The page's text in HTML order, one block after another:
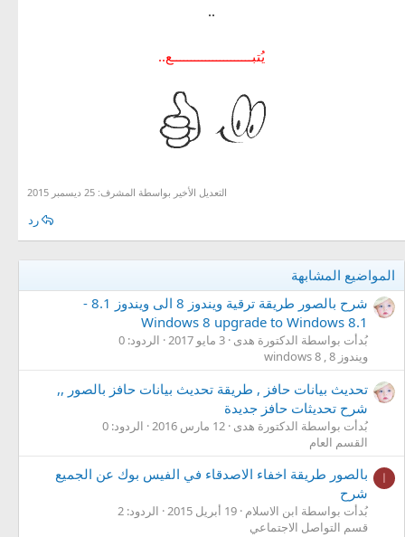
..
يُتبــــــــــــــــــــــع..
التعديل الأخير بواسطة المشرف: 25 ديسمبر 2015
رد
المواضيع المشابهة
شرح بالصور طريقة ترقية ويندوز 8 الى ويندوز 8.1 -
Windows 8 upgrade to Windows 8.1
بُدأت بواسطة الدكتورة هدى 3 مايو 2017
الردود: 0
ويندوز 8 , windows 8
تحديث بيانات حافز , طريقة تحديث بيانات حافز بالصور ,,
شرح تحديثات حافز جديدة
بُدأت بواسطة الدكتورة هدى 12 مارس 2016
الردود: 0
القسم العام
ا
بالصور طريقة اخفاء الاصدقاء في الفيس بوك عن الجميع
شرح
بُدأت بواسطة ابن الاسلام 19 أبريل 2015
الردود: 2
قسم التواصل الاجتماعي